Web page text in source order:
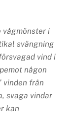
vågmönster i
svängning
vind i
någon
vinden från
svaga vindar
kan